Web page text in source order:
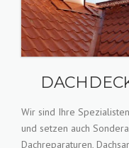
Wir sind Ihre
und setzen auch
Dachreparaturen,